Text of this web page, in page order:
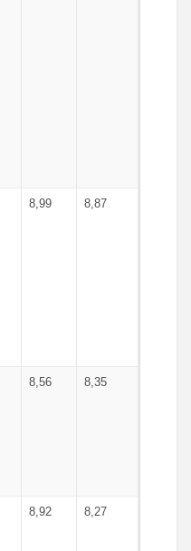
8,99 8,87
8,56 8,35
8,92 8,27